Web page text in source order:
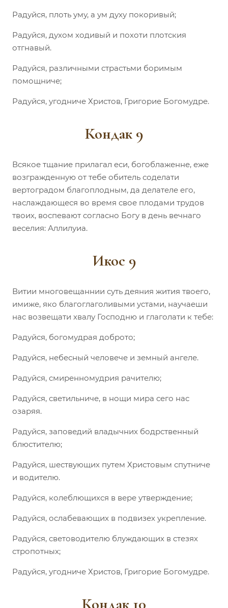
Радуйся, плоть уму, а ум духу покоривый;
Радуйся, духом ходивый и похоти плотския
отгнавый.
Радуйся, различными страстьми боримым
помощниче;
Радуйся, угодниче Христов, Григорие Богомудре.
Кондак 9
Всякое тщание прилагал еси, богоблаженне, еже
возгражденную от тебе обитель соделати
вертоградом благоплодным, да делателе его,
наслаждающеся во время свое плодами трудов
твоих, воспевают согласно Богу в день вечнаго
веселия: Аллилуиа.
Икос 9
Витии многовещаннии суть деяния жития твоего,
имиже, яко благоглаголивыми устами, научаеши
нас возвещати хвалу Господню и глаголати к тебе:
Радуйся, богомудрая доброто;
Радуйся, небесный человече и земный ангеле.
Радуйся, смиренномудрия рачителю;
Радуйся, светильниче, в нощи мира сего нас
озаряя.
Радуйся, заповедий владычних бодрственный
блюстителю;
Радуйся, шествующих путем Христовым спутниче
и водителю.
Радуйся, колеблющихся в вере утверждение;
Радуйся, ослабевающих в подвизех укрепление.
Радуйся, световодителю блуждающих в стезях
стропотных;
Радуйся, угодниче Христов, Григорие Богомудре.